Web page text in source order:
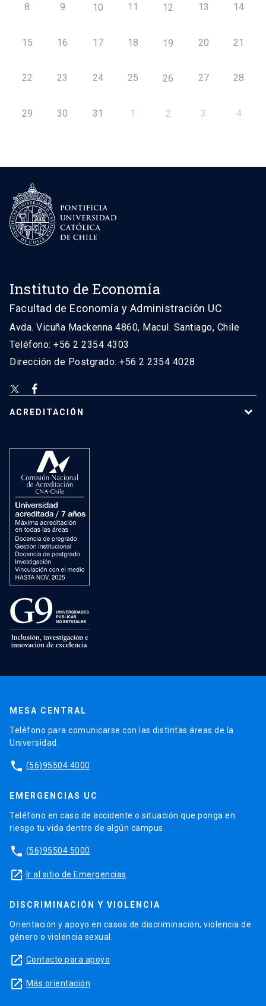
8 9 10 11 12 13 14
15 16 17 18 19 20 21
22 23 24 25 26 27 28
29 30 31 1 2 3 4
Instituto de Economía
Facultad de Economía y Administración UC
Avda. Vicuña Mackenna 4860, Macul. Santiago, Chile
Teléfono: +56 2 2354 4303
Dirección de Postgrado: +56 2 2354 4028
ACREDITACIÓN
MESA CENTRAL
Teléfono para comunicarse con las distintas áreas de la
Universidad.
phone (56)95504 4000
EMERGENCIAS UC
Teléfono en caso de accidente o situación que ponga en
riesgo tu vida dentro de algún campus.
phone (56)95504 5000
launch Ir al sitio de Emergencias
DISCRIMINACIÓN Y VIOLENCIA
Orientación y apoyo en casos de discriminación, violencia de
género o violencia sexual.
launch Contacto para apoyo
launch Más orientación